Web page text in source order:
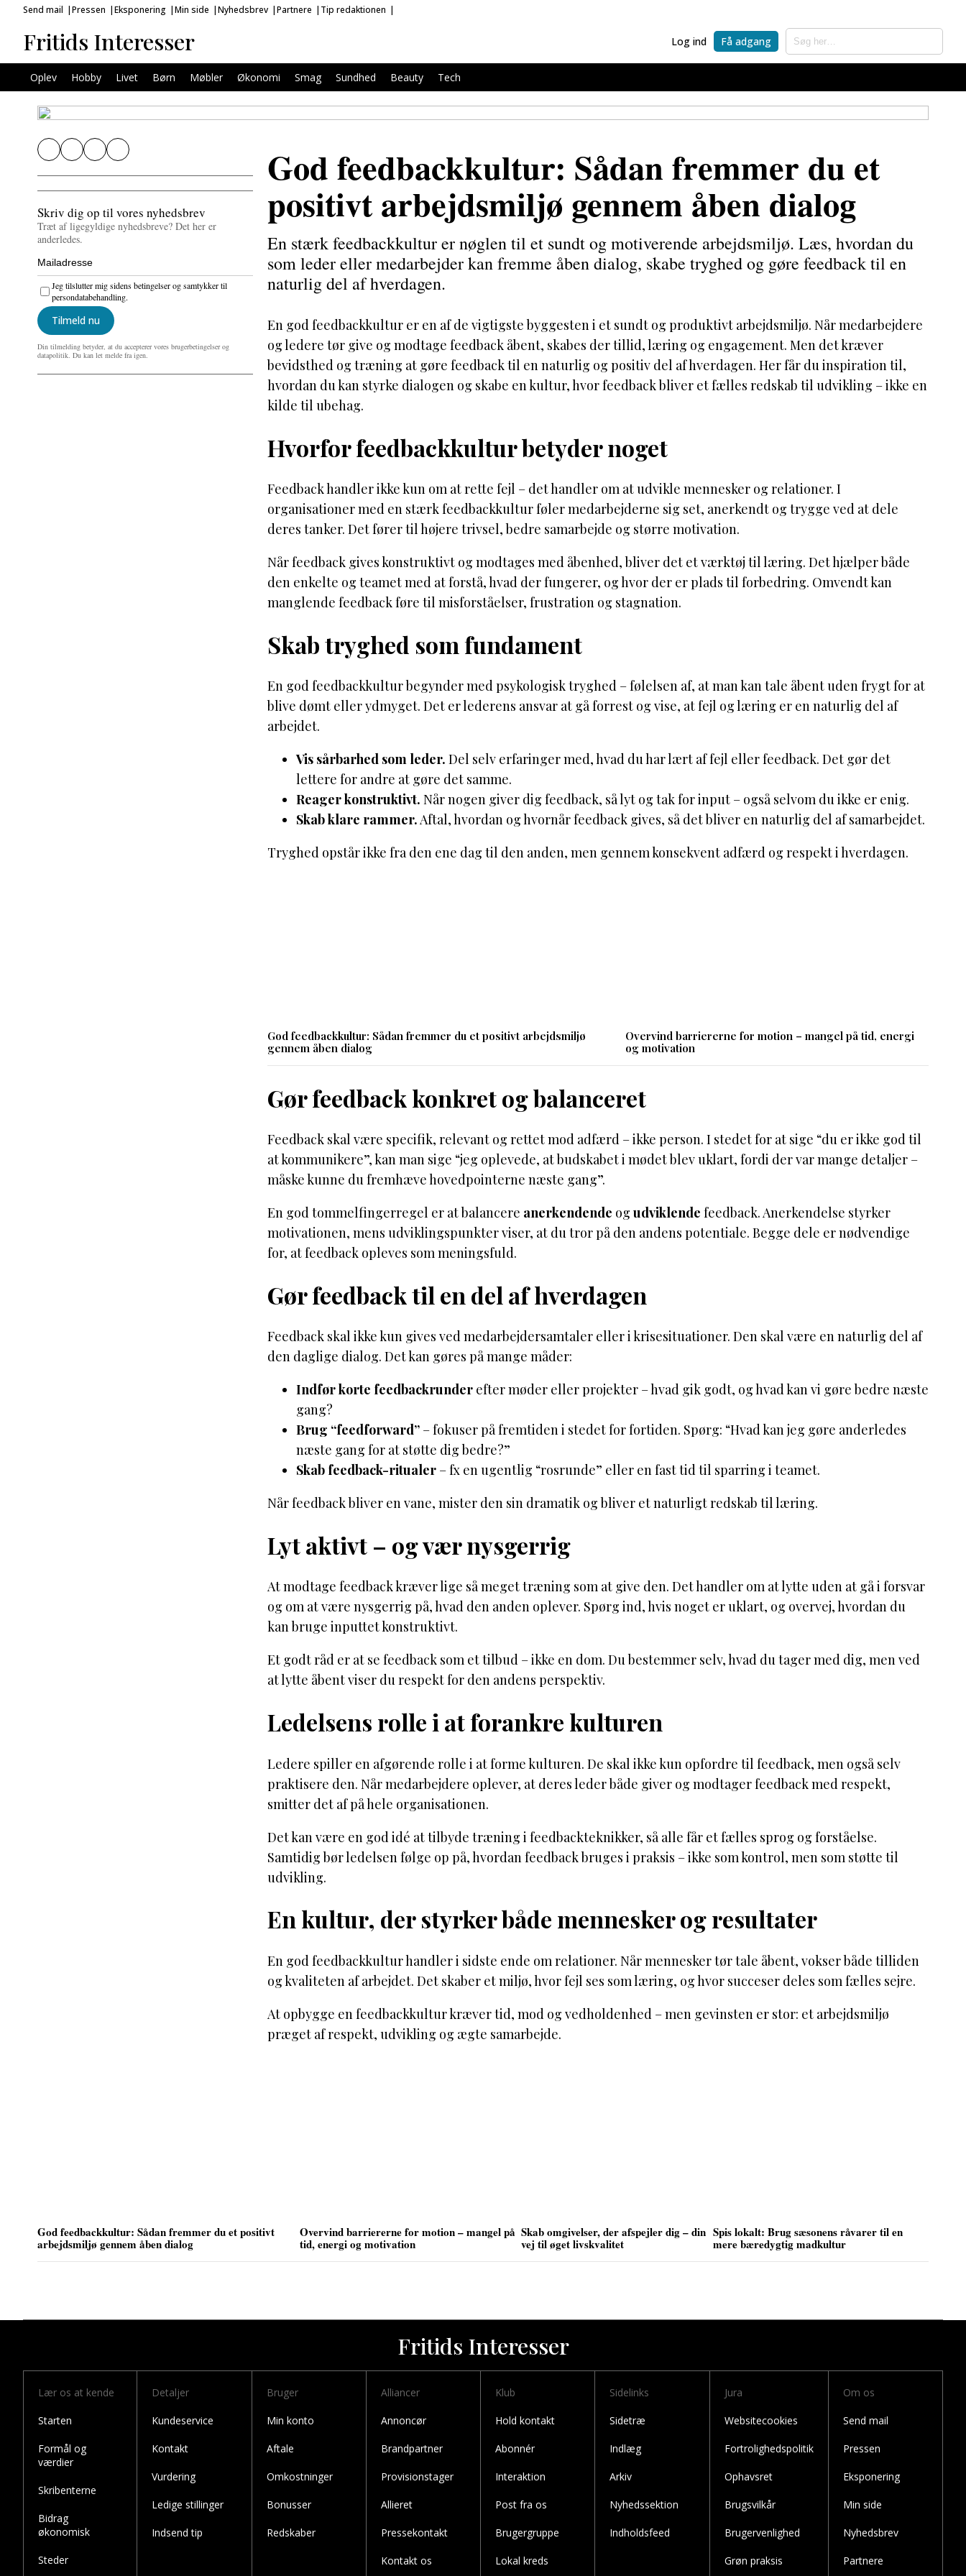
Send mail Pressen Eksponering Min side Nyhedsbrev Partnere Tip redaktionen
Fritids Interesser Log ind Få adgang
Oplev Hobby Livet Børn Møbler Økonomi Smag Sundhed Beauty Tech
God feedbackkultur: Sådan fremmer du et
positivt arbejdsmiljø gennem åben dialog
En stærk feedbackkultur er nøglen til et sundt og motiverende arbejdsmiljø. Læs, hvordan du
som leder eller medarbejder kan fremme åben dialog, skabe tryghed og gøre feedback til en
naturlig del af hverdagen.
En god feedbackkultur er en af de vigtigste byggesten i et sundt og produktivt arbejdsmiljø. Når medarbejdere
og ledere tør give og modtage feedback åbent, skabes der tillid, læring og engagement. Men det kræver
bevidsthed og træning at gøre feedback til en naturlig og positiv del af hverdagen. Her får du inspiration til,
hvordan du kan styrke dialogen og skabe en kultur, hvor feedback bliver et fælles redskab til udvikling – ikke en
kilde til ubehag.
Hvorfor feedbackkultur betyder noget
Feedback handler ikke kun om at rette fejl – det handler om at udvikle mennesker og relationer. I
organisationer med en stærk feedbackkultur føler medarbejderne sig set, anerkendt og trygge ved at dele
deres tanker. Det fører til højere trivsel, bedre samarbejde og større motivation.
Når feedback gives konstruktivt og modtages med åbenhed, bliver det et værktøj til læring. Det hjælper både
den enkelte og teamet med at forstå, hvad der fungerer, og hvor der er plads til forbedring. Omvendt kan
manglende feedback føre til misforståelser, frustration og stagnation.
Skab tryghed som fundament
En god feedbackkultur begynder med psykologisk tryghed – følelsen af, at man kan tale åbent uden frygt for at
blive dømt eller ydmyget. Det er lederens ansvar at gå forrest og vise, at fejl og læring er en naturlig del af
arbejdet.
Vis sårbarhed som leder. Del selv erfaringer med, hvad du har lært af fejl eller feedback. Det gør det
lettere for andre at gøre det samme.
Reager konstruktivt. Når nogen giver dig feedback, så lyt og tak for input – også selvom du ikke er enig.
Skab klare rammer.Aftal, hvordan og hvornår feedback gives, så det bliver en naturlig del af samarbejdet.
Tryghed opstår ikke fra den ene dag til den anden, men gennem konsekvent adfærd og respekt i hverdagen.
God feedbackkultur: Sådan fremmer du et positivt arbejdsmiljø
gennem åben dialog
Overvind barriererne for motion – mangel på tid, energi
og motivation
Gør feedback konkret og balanceret
Feedback skal være specifik, relevant og rettet mod adfærd – ikke person. I stedet for at sige “du er ikke god til
at kommunikere”, kan man sige “jeg oplevede, at budskabet i mødet blev uklart, fordi der var mange detaljer –
måske kunne du fremhæve hovedpointerne næste gang”.
En god tommelfingerregel er at balancere anerkendende og udviklende feedback. Anerkendelse styrker
motivationen, mens udviklingspunkter viser, at du tror på den andens potentiale. Begge dele er nødvendige
for, at feedback opleves som meningsfuld.
Gør feedback til en del af hverdagen
Feedback skal ikke kun gives ved medarbejdersamtaler eller i krisesituationer. Den skal være en naturlig del af
den daglige dialog. Det kan gøres på mange måder:
Indfør korte feedbackrunder efter møder eller projekter – hvad gik godt, og hvad kan vi gøre bedre næste
gang?
Brug “feedforward” – fokuser på fremtiden i stedet for fortiden. Spørg: “Hvad kan jeg gøre anderledes
næste gang for at støtte dig bedre?”
Skab feedback-ritualer – fx en ugentlig “rosrunde” eller en fast tid til sparring i teamet.
Når feedback bliver en vane, mister den sin dramatik og bliver et naturligt redskab til læring.
Lyt aktivt – og vær nysgerrig
At modtage feedback kræver lige så meget træning som at give den. Det handler om at lytte uden at gå i forsvar
og om at være nysgerrig på, hvad den anden oplever. Spørg ind, hvis noget er uklart, og overvej, hvordan du
kan bruge inputtet konstruktivt.
Et godt råd er at se feedback som et tilbud – ikke en dom. Du bestemmer selv, hvad du tager med dig, men ved
at lytte åbent viser du respekt for den andens perspektiv.
Ledelsens rolle i at forankre kulturen
Ledere spiller en afgørende rolle i at forme kulturen. De skal ikke kun opfordre til feedback, men også selv
praktisere den. Når medarbejdere oplever, at deres leder både giver og modtager feedback med respekt,
smitter det af på hele organisationen.
Det kan være en god idé at tilbyde træning i feedbackteknikker, så alle får et fælles sprog og forståelse.
Samtidig bør ledelsen følge op på, hvordan feedback bruges i praksis – ikke som kontrol, men som støtte til
udvikling.
En kultur, der styrker både mennesker og resultater
En god feedbackkultur handler i sidste ende om relationer. Når mennesker tør tale åbent, vokser både tilliden
og kvaliteten af arbejdet. Det skaber et miljø, hvor fejl ses som læring, og hvor succeser deles som fælles sejre.
At opbygge en feedbackkultur kræver tid, mod og vedholdenhed – men gevinsten er stor: et arbejdsmiljø
præget af respekt, udvikling og ægte samarbejde.
God feedbackkultur: Sådan fremmer du et positivt
arbejdsmiljø gennem åben dialog
Overvind barriererne for motion – mangel på
tid, energi og motivation
Skab omgivelser, der afspejler dig – din
vej til øget livskvalitet
Spis lokalt: Brug sæsonens råvarer til en
mere bæredygtig madkultur
Skriv dig op til vores nyhedsbrev
Træt af ligegyldige nyhedsbreve? Det her er
anderledes.
Tilmeld nu
Jeg tilslutter mig sidens betingelser og samtykker til
persondatabehandling.
Din tilmelding betyder, at du accepterer vores brugerbetingelser og
datapolitik. Du kan let melde fra igen.
Fritids Interesser
Om os
Send mail
Pressen
Eksponering
Min side
Nyhedsbrev
Partnere
Lær os at kende
Starten
Formål og
værdier
Skribenterne
Bidrag
økonomisk
Steder
Detaljer
Kundeservice
Kontakt
Vurdering
Ledige stillinger
Indsend tip
Bruger
Min konto
Aftale
Omkostninger
Bonusser
Redskaber
Alliancer
Annoncør
Brandpartner
Provisionstager
Allieret
Pressekontakt
Kontakt os
Klub
Hold kontakt
Abonnér
Interaktion
Post fra os
Brugergruppe
Lokal kreds
Sidelinks
Sidetræ
Indlæg
Arkiv
Nyhedssektion
Indholdsfeed
Jura
Websitecookies
Fortrolighedspolitik
Ophavsret
Brugsvilkår
Brugervenlighed
Grøn praksis